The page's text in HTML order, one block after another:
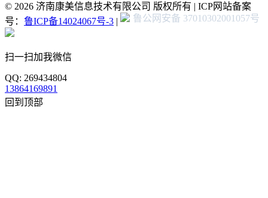
© 2026 济南康美信息技术有限公司 版权所有 | ICP网站备案
号： 鲁ICP备14024067号-3 | 鲁公网安备 37010302001057号
扫一扫加我微信
QQ: 269434804
13864169891
回到顶部